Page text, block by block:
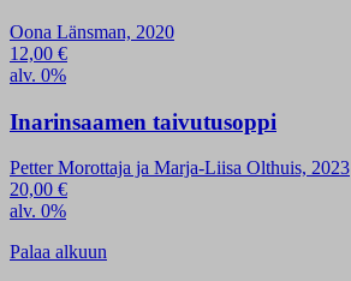
Oona Länsman, 2020
12,00 €
alv. 0%
Inarinsaamen taivutusoppi
Petter Morottaja ja Marja-Liisa Olthuis, 2023
20,00 €
alv. 0%
Palaa alkuun